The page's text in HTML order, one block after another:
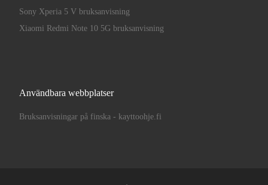
Sony Xperia 5 V bruksanvisning
Xiaomi Redmi Note 10 5G bruksanvisning
Användbara webbplatser
Bruksanvisningar på finska - kayttoohje.fi